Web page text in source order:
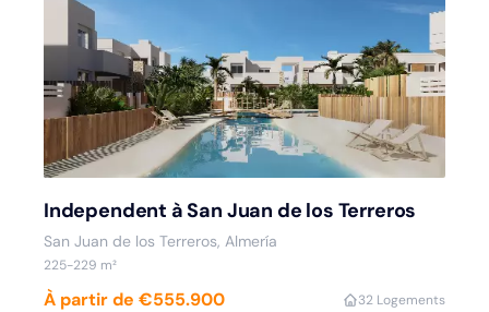
Independent à San Juan de los Terreros
San Juan de los Terreros, Almería
225-229 m²
À partir de €555.900 32 Logements